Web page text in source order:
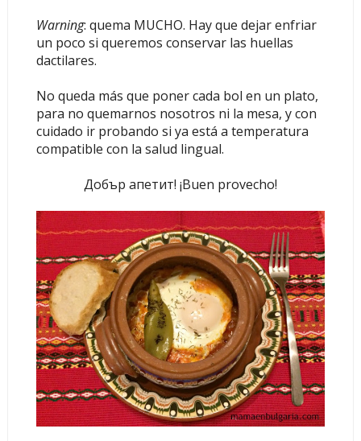
Warning: quema MUCHO. Hay que dejar enfriar
un poco si queremos conservar las huellas
dactilares.
No queda más que poner cada bol en un plato,
para no quemarnos nosotros ni la mesa, y con
cuidado ir probando si ya está a temperatura
compatible con la salud lingual.
Добър апетит! ¡Buen provecho!